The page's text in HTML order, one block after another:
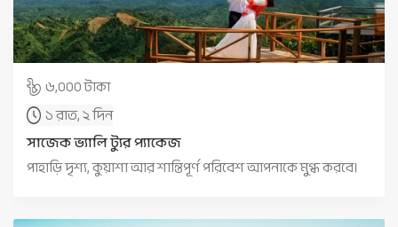
৬,০০০ টাকা
১ রাত, ২ দিন
সাজেক ভ্যালি ট্যুর প্যাকেজ
পাহাড়ি দৃশ্য, কুয়াশা আর শান্তিপূর্ণ পরিবেশ আপনাকে মুগ্ধ করবে।